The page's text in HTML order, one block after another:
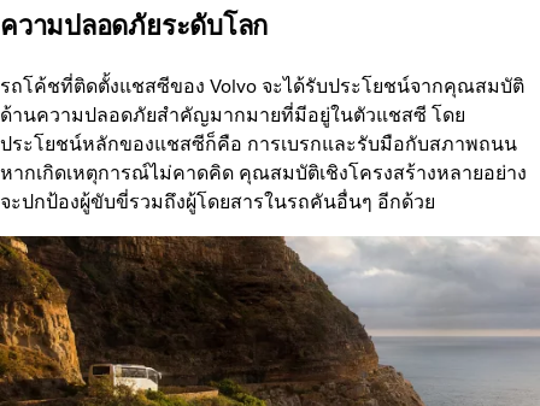
ความปลอดภัยระดับโลก
รถโค้ชที่ติดตั้งแชสซีของ Volvo จะได้รับประโยชน์จากคุณสมบัติ
ด้านความปลอดภัยสำคัญมากมายที่มีอยู่ในตัวแชสซี โดย
ประโยชน์หลักของแชสซีก็คือ การเบรกและรับมือกับสภาพถนน
หากเกิดเหตุการณ์ไม่คาดคิด คุณสมบัติเชิงโครงสร้างหลายอย่าง
จะปกป้องผู้ขับขี่รวมถึงผู้โดยสารในรถคันอื่นๆ อีกด้วย